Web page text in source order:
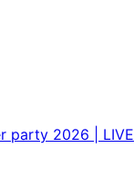
party 2026 | LIVE